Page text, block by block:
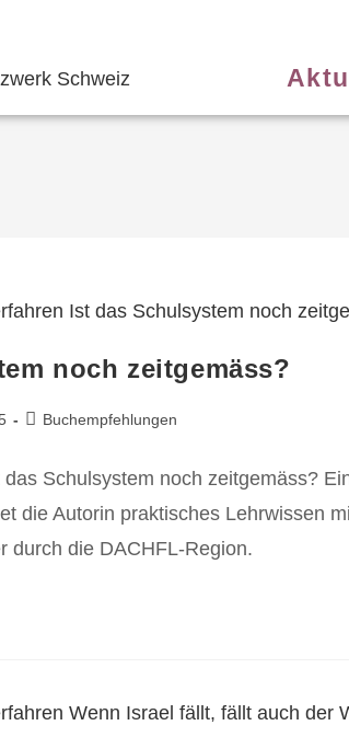
noch zeitgemäss?
Buchempfehlungen
Schulsystem noch zeitgemäss?
die Autorin praktisches Lehrwissen
durch die DACHFL‑Region.